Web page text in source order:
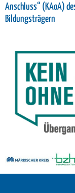
Anschluss“ (KAoA)
Bildungsträgern